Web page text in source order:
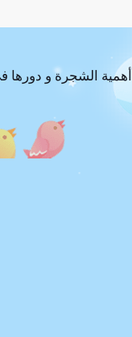
أهمية الشجرة و دورها